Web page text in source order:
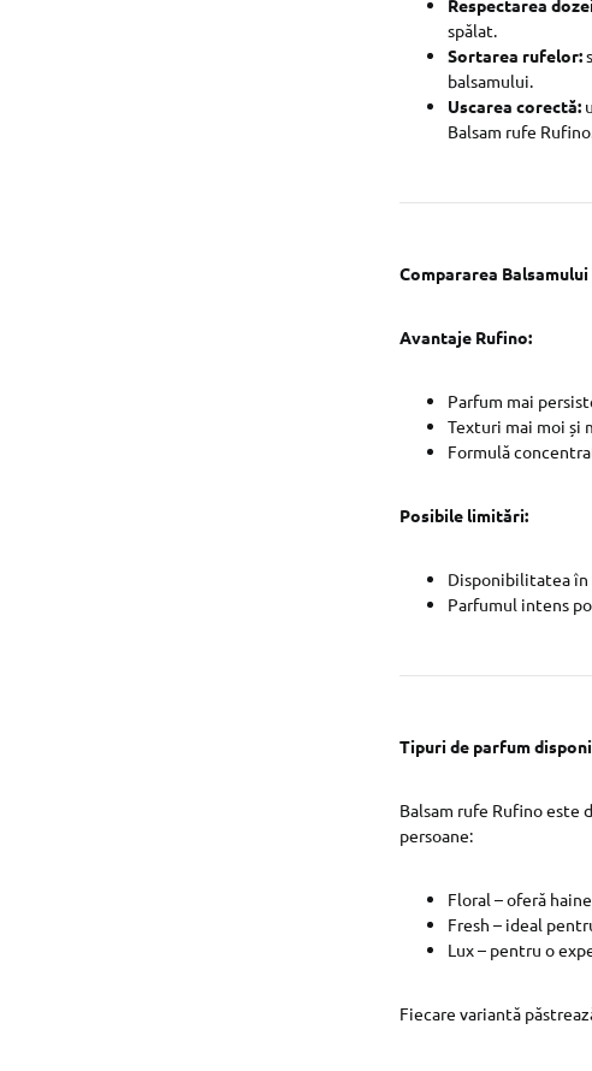
Respectarea
spălat.
Sortarea rufelor:
balsamului.
Uscarea corectă:
Balsam rufe
Compararea
Avantaje Rufino:
Parfum mai
Texturi mai moi și
Formulă
Posibile limitări:
Disponibilitatea
Parfumul intens
Tipuri de parfum
Balsam rufe Rufino
persoane:
Floral – oferă
Fresh – ideal
Lux – pentru o
Fiecare variantă